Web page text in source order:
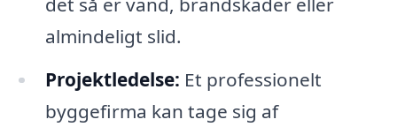
almindeligt slid.
Projektledelse: Et professionelt
byggefirma kan tage sig af